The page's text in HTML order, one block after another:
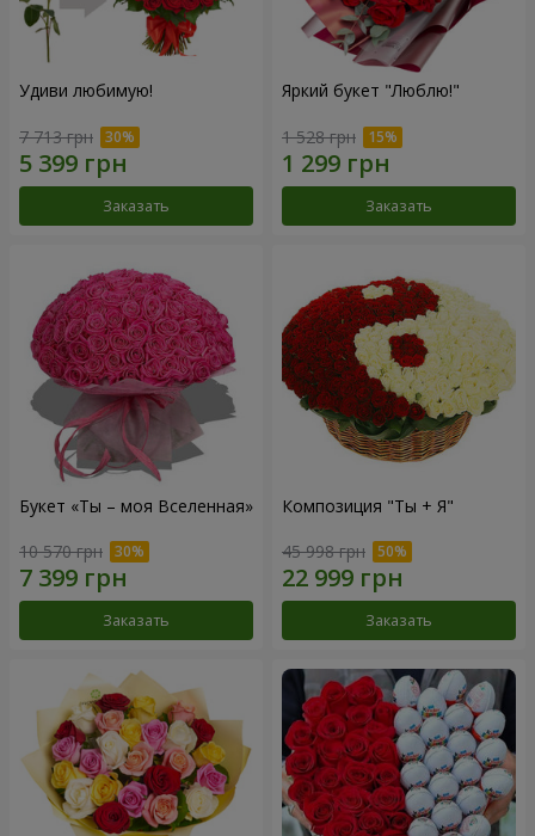
Удиви любимую!
7 713 грн
Заказать
Яркий букет "Люблю!"
1 528 грн
Заказать
Букет «Ты – моя Вселенная»
10 570 грн
Заказать
Композиция "Ты + Я"
45 998 грн
Заказать